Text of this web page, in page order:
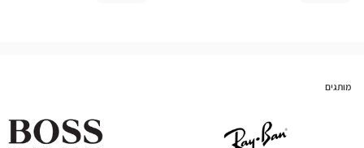
מותגים